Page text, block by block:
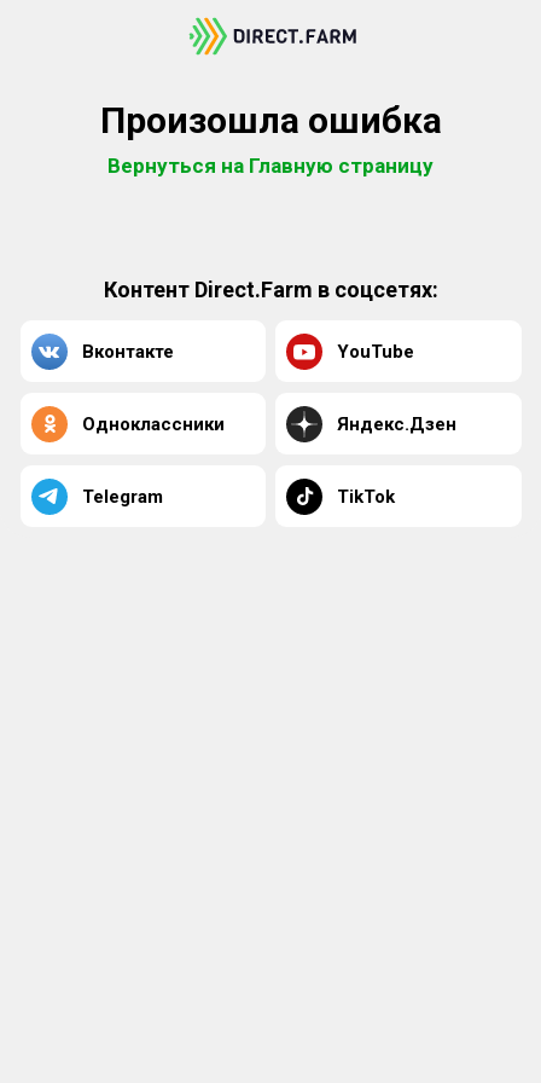
Произошла ошибка
Вернуться на Главную страницу
Контент Direct.Farm в соцсетях:
Вконтакте YouTube
Одноклассники Яндекс.Дзен
Telegram TikTok